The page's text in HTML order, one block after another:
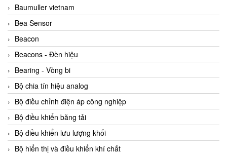
AccuWeb Vietnam
Acey
ACOEM Vietnam
ADCA Vietnam
ADFweb Vietnam
Adler Vietnam
Ados Vietnam
Advanced Energy Vietnam
Advantech Vietnam
Agate Vietnam
Baumuller vietnam
Bea Sensor
Beacon
Beacons - Đèn hiệu
Bearing - Vòng bi
Bộ chia tín hiệu analog
Bộ điều chỉnh điện áp công nghiệp
Bộ điều khiển băng tải
Bộ điều khiển lưu lượng khối
Bộ hiển thị và điều khiển khí chất